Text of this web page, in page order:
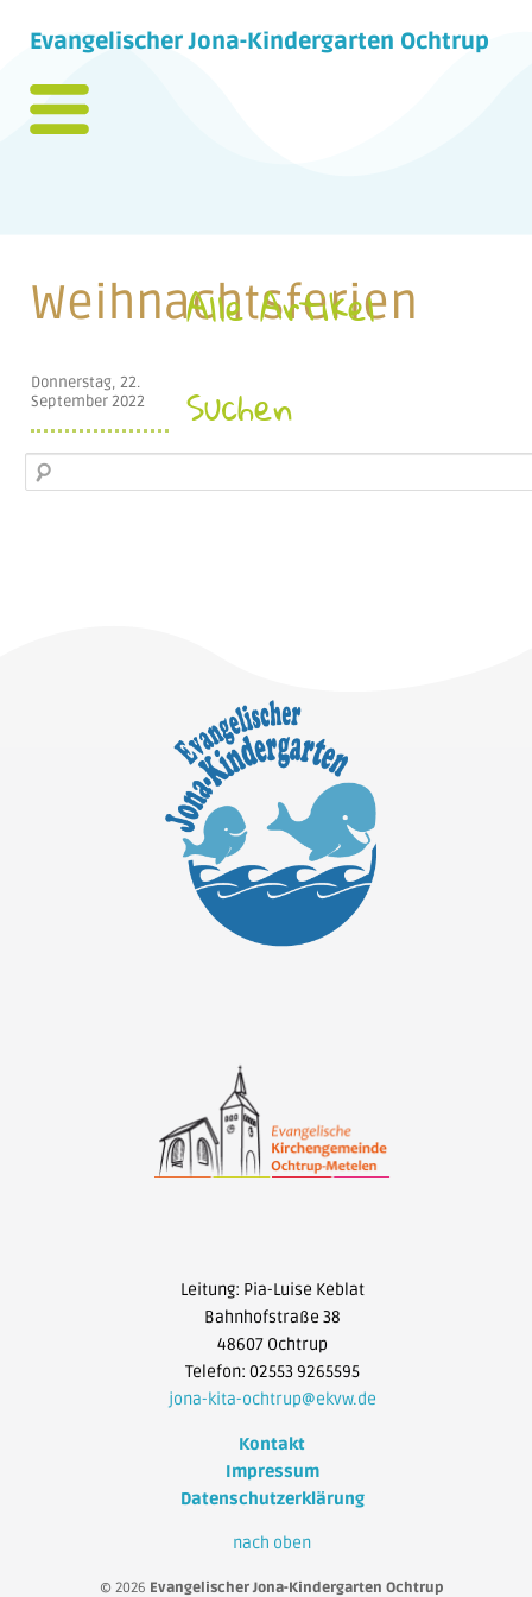
Evangelischer Jona-Kindergarten Ochtrup
Weihnachtsferien
Donnerstag, 22.
September 2022
Alle Artikel
Suchen
Leitung: Pia-Luise Keblat
Bahnhofstraße 38
48607 Ochtrup
Telefon: 02553 9265595
jona-kita-ochtrup@ekvw.de
Kontakt
Impressum
Datenschutzerklärung
nach oben
© 2026 Evangelischer Jona-Kindergarten Ochtrup